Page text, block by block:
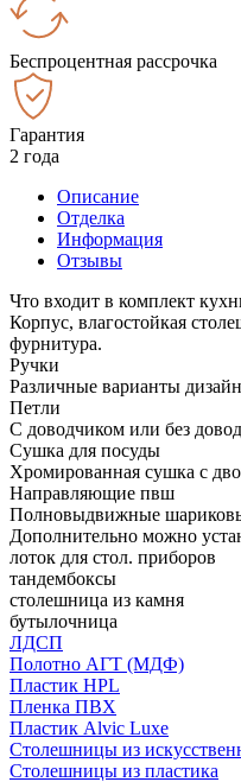
Беспроцентная рассрочка
Гарантия
2 года
Описание
Отделка
Информация
Отзывы
Что входит в комплект
Корпус, влагостойкая
фурнитура.
Ручки
Различные варианты
Петли
С доводчиком или без
Сушка для посуды
Хромированная сушка с
Направляющие пвш
Полновыдвижные
Дополнительно можно
лоток для стол. приборов
тандембоксы
столешница из камня
бутылочница
ЛДСП
Полотно АГТ (МДФ)
Пластик HPL
Пленка ПВХ
Пластик Alvic Luxe
Столешницы из
Столешницы из пластика